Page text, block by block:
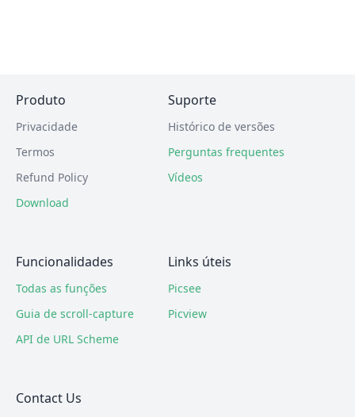
Produto
Privacidade
Termos
Refund Policy
Download
Suporte
Histórico de versões
Perguntas frequentes
Vídeos
Funcionalidades
Todas as funções
Guia de scroll-capture
API de URL Scheme
Links úteis
Picsee
Picview
Contact Us